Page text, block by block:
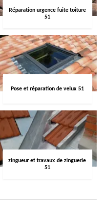
Réparation urgence fuite toiture
51
Pose et réparation de velux 51
zingueur et travaux de zinguerie
51